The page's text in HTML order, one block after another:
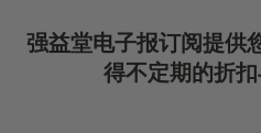
强益堂电子报订阅提供
得不定期的折扣